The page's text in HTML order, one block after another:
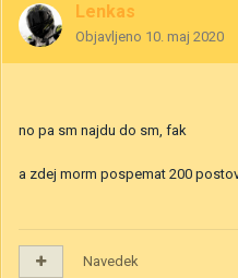
Lenkas
Objavljeno 10. maj 2020
no pa sm najdu do sm, fak
a zdej morm pospemat 200
Navedek